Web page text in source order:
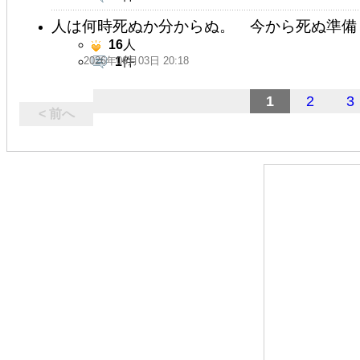
人は何時死ぬか分からぬ。 今から死ぬ準備
2026年06月03日 20:18
16人
1件
< 前へ
1 2 3